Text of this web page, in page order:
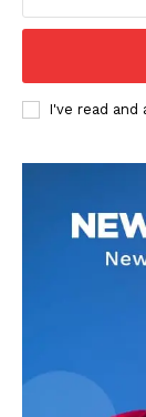
AIN
Contact Us
I've read and